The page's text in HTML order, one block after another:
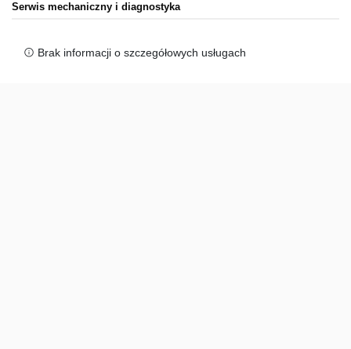
Serwis mechaniczny i diagnostyka
Brak informacji o szczegółowych usługach